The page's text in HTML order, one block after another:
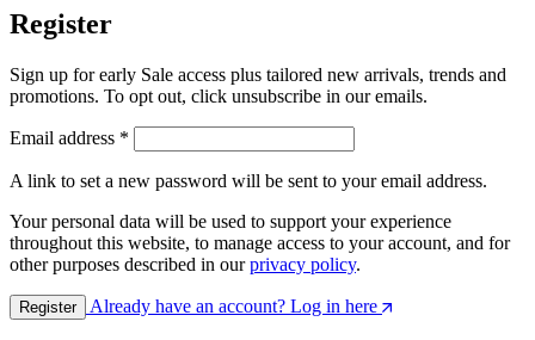
Register
Sign up for early Sale access plus tailored new arrivals, trends and
promotions. To opt out, click unsubscribe in our emails.
Email address *
A link to set a new password will be sent to your email address.
Your personal data will be used to support your experience
throughout this website, to manage access to your account, and for
other purposes described in ourprivacy policy.
Register Already have an account? Log in here